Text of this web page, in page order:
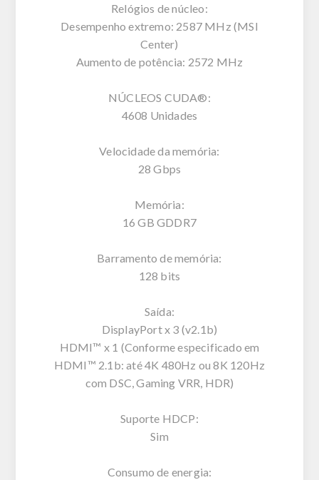
Relógios de núcleo:
Desempenho extremo: 2587 MHz (MSI
Center)
Aumento de potência: 2572 MHz
NÚCLEOS CUDA®:
4608 Unidades
Velocidade da memória:
28 Gbps
Memória:
16 GB GDDR7
Barramento de memória:
128 bits
Saída:
DisplayPort x 3 (v2.1b)
HDMI™ x 1 (Conforme especificado em
HDMI™ 2.1b: até 4K 480Hz ou 8K 120Hz
com DSC, Gaming VRR, HDR)
Suporte HDCP:
Sim
Consumo de energia: